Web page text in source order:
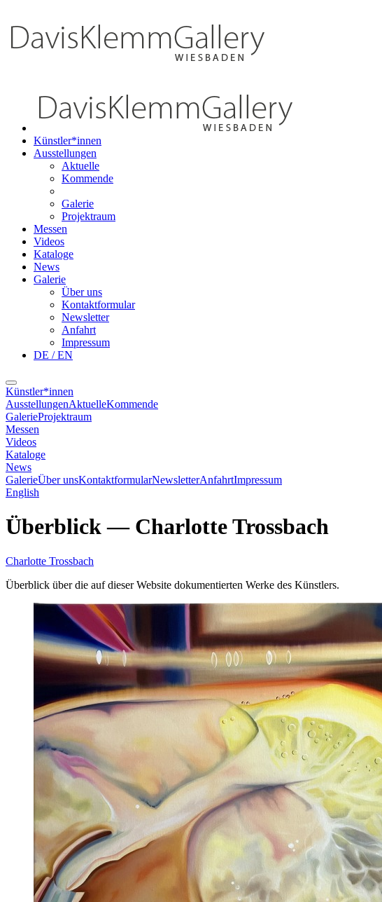
Künstler*innen
Ausstellungen
Aktuelle
Kommende
Galerie
Projektraum
Messen
Videos
Kataloge
News
Galerie
Über uns
Kontaktformular
Newsletter
Anfahrt
Impressum
DE / EN
Künstler*innen
AusstellungenAktuelleKommende
GalerieProjektraum
Messen
Videos
Kataloge
News
GalerieÜber unsKontaktformularNewsletterAnfahrtImpressum
English
Überblick— Charlotte Trossbach
Charlotte Trossbach
Überblick über die auf dieser Website dokumentierten Werke des Künstlers.